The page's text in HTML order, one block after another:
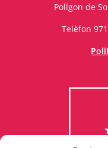
Polígon de
Telèfon